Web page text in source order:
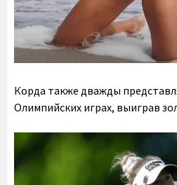
Корда также дважды
Олимпийских играх, выиграв